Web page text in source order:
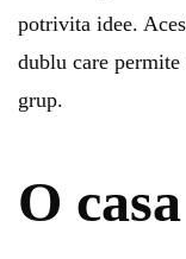
potrivita idee.
dublu care
grup.
O